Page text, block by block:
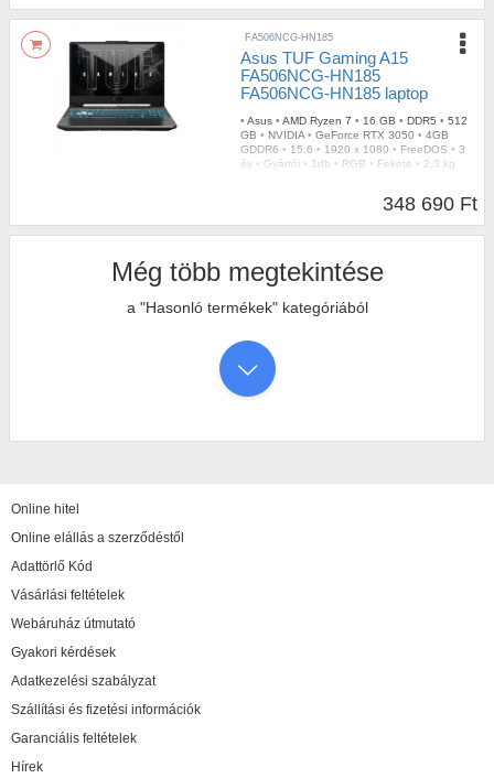
FA506NCG-HN185
Asus TUF Gaming A15
FA506NCG-HN185
FA506NCG-HN185 laptop
• Asus • AMD Ryzen 7 • 16 GB • DDR5 • 512
GB • NVIDIA • GeForce RTX 3050 • 4GB
GDDR6 • 15.6 • 1920 x 1080 • FreeDOS • 3
év • Gyártói • 1db • RGB • Fekete • 2,3 kg
348 690 Ft
Még több megtekintése
a "Hasonló termékek" kategóriából
Online hitel
Online elállás a szerződéstől
Adattörlő Kód
Vásárlási feltételek
Webáruház útmutató
Gyakori kérdések
Adatkezelési szabályzat
Szállítási és fizetési információk
Garanciális feltételek
Hírek